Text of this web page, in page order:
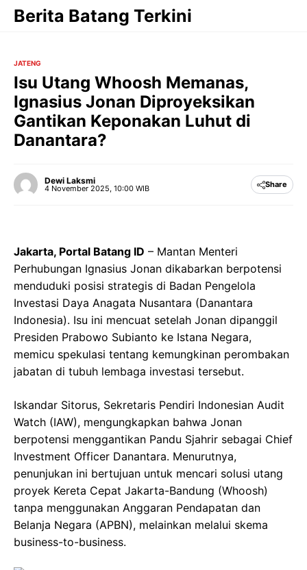
Langsung
Berita Batang Terkini
JATENG
Isu Utang Whoosh Memanas,
Ignasius Jonan Diproyeksikan
Gantikan Keponakan Luhut di
Danantara?
Dewi Laksmi
4 November 2025, 10:00 WIB Share
Jakarta, Portal Batang ID – Mantan Menteri
Perhubungan Ignasius Jonan dikabarkan berpotensi
menduduki posisi strategis di Badan Pengelola
Investasi Daya Anagata Nusantara (Danantara
Indonesia). Isu ini mencuat setelah Jonan dipanggil
Presiden Prabowo Subianto ke Istana Negara,
memicu spekulasi tentang kemungkinan perombakan
jabatan di tubuh lembaga investasi tersebut.
Iskandar Sitorus, Sekretaris Pendiri Indonesian Audit
Watch (IAW), mengungkapkan bahwa Jonan
berpotensi menggantikan Pandu Sjahrir sebagai Chief
Investment Officer Danantara. Menurutnya,
penunjukan ini bertujuan untuk mencari solusi utang
proyek Kereta Cepat Jakarta-Bandung (Whoosh)
tanpa menggunakan Anggaran Pendapatan dan
Belanja Negara (APBN), melainkan melalui skema
business-to-business.